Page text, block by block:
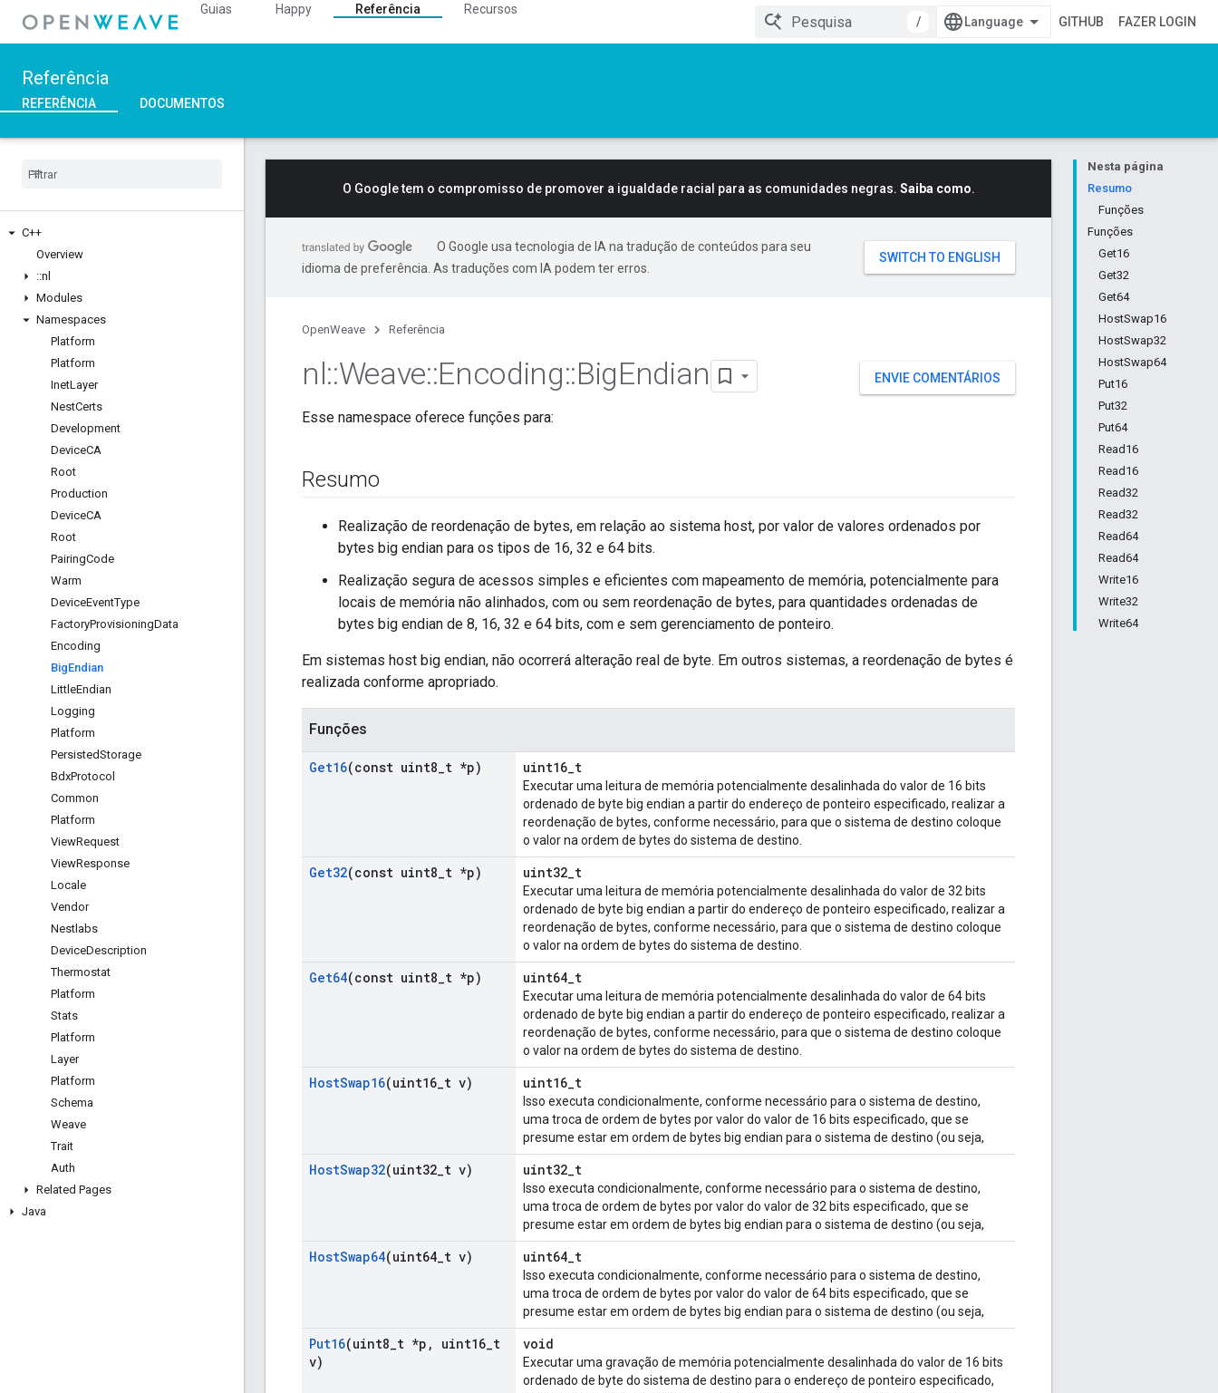
Guias Happy Referência
Recursos
/
GITHUB FAZER LOGIN
Referência
REFERÊNCIA DOCUMENTOS
C++
Overview
::nl
Modules
Namespaces
Platform
Platform
InetLayer
NestCerts
Development
DeviceCA
Root
Production
DeviceCA
Root
PairingCode
Warm
DeviceEventType
FactoryProvisioningData
Encoding
BigEndian
LittleEndian
Logging
Platform
PersistedStorage
BdxProtocol
Common
Platform
ViewRequest
ViewResponse
Locale
Vendor
Nestlabs
DeviceDescription
Thermostat
Platform
Stats
Platform
Layer
Platform
Schema
Weave
Trait
Auth
Related Pages
Java
Nesta página
Resumo
Funções
Funções
Get16
Get32
Get64
HostSwap16
HostSwap32
HostSwap64
Put16
Put32
Put64
Read16
Read16
Read32
Read32
Read64
Read64
Write16
Write32
Write64
O Google tem o compromisso de promover a igualdade racial para as comunidades negras. Saiba como.
O Google usa tecnologia de IA na tradução de conteúdos para seu
idioma de preferência. As traduções com IA podem ter erros.
OpenWeave Referência
ENVIE COMENTÁRIOS
nl::Weave::Encoding::BigEndian
Esse namespace oferece funções para:
Resumo
Realização de reordenação de bytes, em relação ao sistema host, por valor de valores ordenados por
bytes big endian para os tipos de 16, 32 e 64 bits.
Realização segura de acessos simples e eficientes com mapeamento de memória, potencialmente para
locais de memória não alinhados, com ou sem reordenação de bytes, para quantidades ordenadas de
bytes big endian de 8, 16, 32 e 64 bits, com e sem gerenciamento de ponteiro.
Em sistemas host big endian, não ocorrerá alteração real de byte. Em outros sistemas, a reordenação de bytes é
realizada conforme apropriado.
Funções
Get16(const uint8 t *p) uint16_t
Executar uma leitura de memória potencialmente desalinhada do valor de 16 bits
ordenado de byte big endian a partir do endereço de ponteiro especificado, realizar a
reordenação de bytes, conforme necessário, para que o sistema de destino coloque
o valor na ordem de bytes do sistema de destino.
Get32(const uint8 t *p) uint32_t
Executar uma leitura de memória potencialmente desalinhada do valor de 32 bits
ordenado de byte big endian a partir do endereço de ponteiro especificado, realizar a
reordenação de bytes, conforme necessário, para que o sistema de destino coloque
o valor na ordem de bytes do sistema de destino.
Get64(const uint8 t *p) uint64_t
Executar uma leitura de memória potencialmente desalinhada do valor de 64 bits
ordenado de byte big endian a partir do endereço de ponteiro especificado, realizar a
reordenação de bytes, conforme necessário, para que o sistema de destino coloque
o valor na ordem de bytes do sistema de destino.
HostSwap16(uint16 t v) uint16_t
Isso executa condicionalmente, conforme necessário para o sistema de destino,
uma troca de ordem de bytes por valor do valor de 16 bits especificado, que se
presume estar em ordem de bytes big endian para o sistema de destino (ou seja,
HostSwap32(uint32 t v) uint32_t
Isso executa condicionalmente, conforme necessário para o sistema de destino,
uma troca de ordem de bytes por valor do valor de 32 bits especificado, que se
presume estar em ordem de bytes big endian para o sistema de destino (ou seja,
HostSwap64(uint64 t v) uint64_t
Isso executa condicionalmente, conforme necessário para o sistema de destino,
uma troca de ordem de bytes por valor do valor de 64 bits especificado, que se
presume estar em ordem de bytes big endian para o sistema de destino (ou seja,
Put16(uint8 t *p , uint16 t
v)
void
Executar uma gravação de memória potencialmente desalinhada do valor de 16 bits
ordenado de byte do sistema de destino para o endereço de ponteiro especificado,